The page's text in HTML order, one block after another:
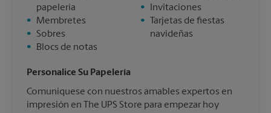
papelería
•
Membretes
•
Sobres
•
Blocs de notas
•
Invitaciones
•
Tarjetas de fiestas
navideñas
Personalice Su Papelería
Comuníquese con nuestros amables expertos en
impresión en The UPS Store para empezar hoy